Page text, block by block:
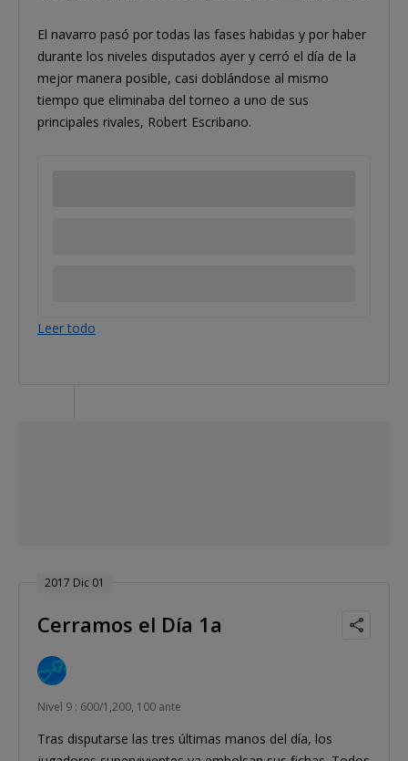
El navarro pasó por todas las fases habidas y por haber
durante los niveles disputados ayer y cerró el día de la
mejor manera posible, casi doblándose al mismo
tiempo que eliminaba del torneo a uno de sus
principales rivales, Robert Escribano.
Leer todo
2017 Dic 01
Cerramos el Día 1a
Nivel 9 : 600/1,200, 100 ante
Tras disputarse las tres últimas manos del día, los